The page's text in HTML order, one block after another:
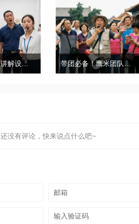
展厅、博物馆讲解设备推荐｜分区讲解系统，解决多团队接待核心痛点 带团必备！鹰米团队讲解器，防串音 + 易管理双在线
还没有评论，快来说点什么吧~